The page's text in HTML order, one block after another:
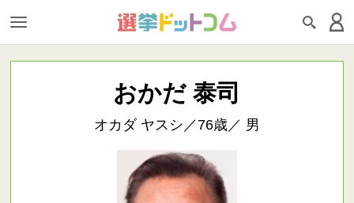
おかだ 泰司
オカダ ヤスシ／76歳／ 男